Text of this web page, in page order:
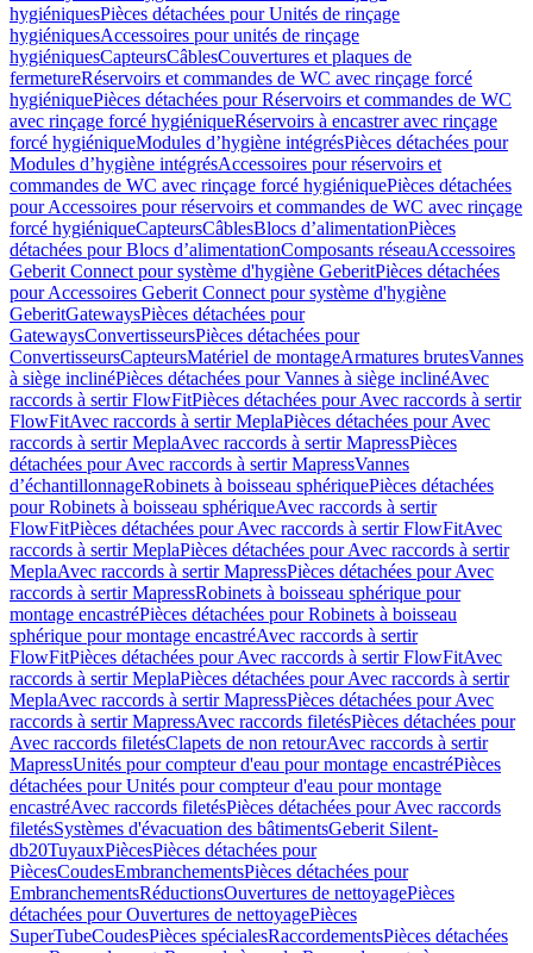
hygiéniquesPièces détachées pour Unités de rinçage
hygiéniquesAccessoires pour unités de rinçage
hygiéniquesCapteursCâblesCouvertures et plaques de
fermetureRéservoirs et commandes de WC avec rinçage forcé
hygiéniquePièces détachées pour Réservoirs et commandes de WC
avec rinçage forcé hygiéniqueRéservoirs à encastrer avec rinçage
forcé hygiéniqueModules d’hygiène intégrésPièces détachées pour
Modules d’hygiène intégrésAccessoires pour réservoirs et
commandes de WC avec rinçage forcé hygiéniquePièces détachées
pour Accessoires pour réservoirs et commandes de WC avec rinçage
forcé hygiéniqueCapteursCâblesBlocs d’alimentationPièces
détachées pour Blocs d’alimentationComposants réseauAccessoires
Geberit Connect pour système d'hygiène GeberitPièces détachées
pour Accessoires Geberit Connect pour système d'hygiène
GeberitGatewaysPièces détachées pour
GatewaysConvertisseursPièces détachées pour
ConvertisseursCapteursMatériel de montageArmatures brutesVannes
à siège inclinéPièces détachées pour Vannes à siège inclinéAvec
raccords à sertir FlowFitPièces détachées pour Avec raccords à sertir
FlowFitAvec raccords à sertir MeplaPièces détachées pour Avec
raccords à sertir MeplaAvec raccords à sertir MapressPièces
détachées pour Avec raccords à sertir MapressVannes
d’échantillonnageRobinets à boisseau sphériquePièces détachées
pour Robinets à boisseau sphériqueAvec raccords à sertir
FlowFitPièces détachées pour Avec raccords à sertir FlowFitAvec
raccords à sertir MeplaPièces détachées pour Avec raccords à sertir
MeplaAvec raccords à sertir MapressPièces détachées pour Avec
raccords à sertir MapressRobinets à boisseau sphérique pour
montage encastréPièces détachées pour Robinets à boisseau
sphérique pour montage encastréAvec raccords à sertir
FlowFitPièces détachées pour Avec raccords à sertir FlowFitAvec
raccords à sertir MeplaPièces détachées pour Avec raccords à sertir
MeplaAvec raccords à sertir MapressPièces détachées pour Avec
raccords à sertir MapressAvec raccords filetésPièces détachées pour
Avec raccords filetésClapets de non retourAvec raccords à sertir
MapressUnités pour compteur d'eau pour montage encastréPièces
détachées pour Unités pour compteur d'eau pour montage
encastréAvec raccords filetésPièces détachées pour Avec raccords
filetésSystèmes d'évacuation des bâtimentsGeberit Silent-
db20TuyauxPiècesPièces détachées pour
PiècesCoudesEmbranchementsPièces détachées pour
EmbranchementsRéductionsOuvertures de nettoyagePièces
détachées pour Ouvertures de nettoyagePièces
SuperTubeCoudesPièces spécialesRaccordementsPièces détachées